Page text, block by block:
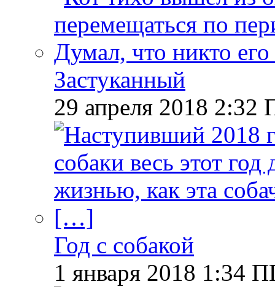
Застуканный
29 апреля 2018
Год с собакой
1 января 2018 1:34